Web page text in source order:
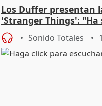
Los Duffer presentan
'Stranger Things':
Sonido Totales